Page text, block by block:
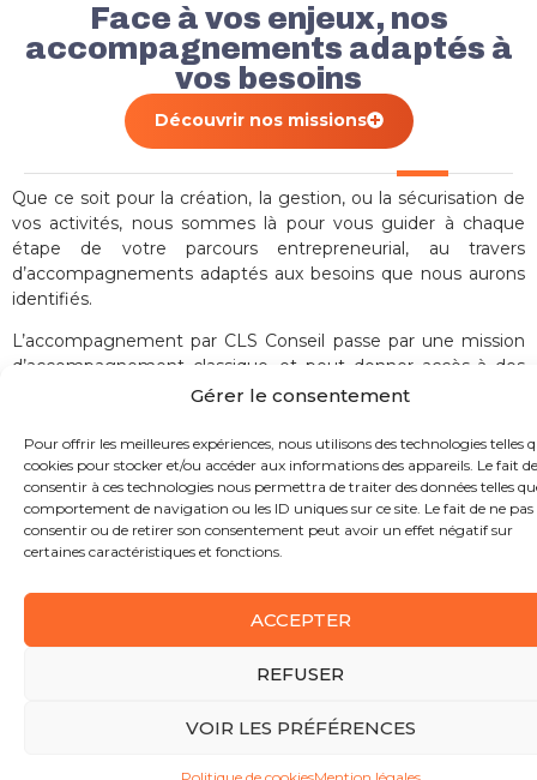
Gérer le consentement
Pour offrir les meilleures expériences, nous utilisons des technologies telles
cookies pour stocker et/ou accéder aux informations des appareils. Le fait de
consentir à ces technologies nous permettra de traiter des données telles
comportement de navigation ou les ID uniques sur ce site. Le fait de ne pas
consentir ou de retirer son consentement peut avoir un effet négatif sur
certaines caractéristiques et fonctions.
ACCEPTER
REFUSER
VOIR LES PRÉFÉRENCES
Face à vos enjeux, nos
accompagnements adaptés à
vos besoins
Découvrir nos missions
Que ce soit pour la création, la gestion, ou la sécurisation de
vos activités, nous sommes là pour vous guider à chaque
étape de votre parcours entrepreneurial, au travers
d’accompagnements adaptés aux besoins que nous aurons
identifiés.
L’accompagnement par CLS Conseil passe par une mission
d’accompagnement classique, et peut donner accès à des
accompagnements spécialisés additionnels, comme décrits
Missiond'accompagnement
Suivi personnalisé et sur mesure avec un
Méthodologie de suivi d’indicateurs clés
Conseils au quotidien
Mise en relation avec des spécialistes